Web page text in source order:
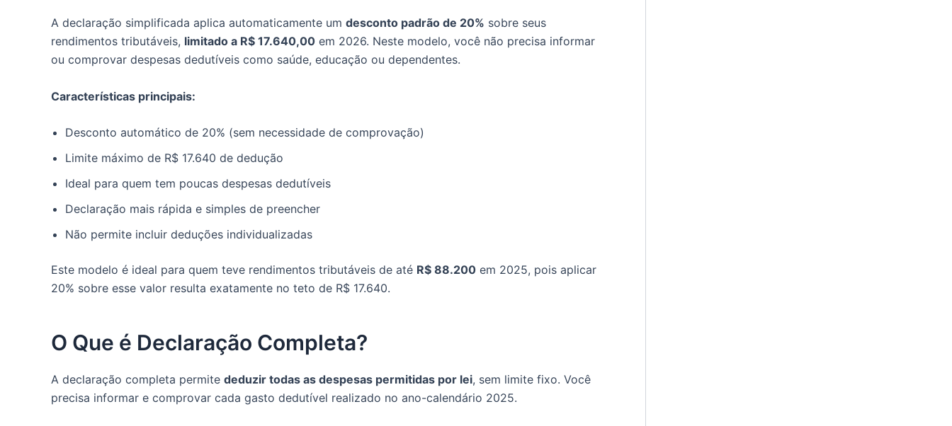
A declaração simplificada aplica automaticamente um desconto padrão de 20% sobre seus
rendimentos tributáveis, limitado a R$ 17.640,00 em 2026. Neste modelo, você não precisa informar
ou comprovar despesas dedutíveis como saúde, educação ou dependentes.
Características principais:
Desconto automático de 20% (sem necessidade de comprovação)
Limite máximo de R$ 17.640 de dedução
Ideal para quem tem poucas despesas dedutíveis
Declaração mais rápida e simples de preencher
Não permite incluir deduções individualizadas
Este modelo é ideal para quem teve rendimentos tributáveis de até R$ 88.200 em 2025, pois aplicar
20% sobre esse valor resulta exatamente no teto de R$ 17.640.
O Que é Declaração Completa?
A declaração completa permite deduzir todas as despesas permitidas por lei, sem limite fixo. Você
precisa informar e comprovar cada gasto dedutível realizado no ano-calendário 2025.